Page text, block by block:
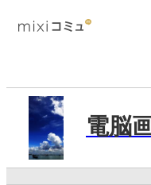
電脳